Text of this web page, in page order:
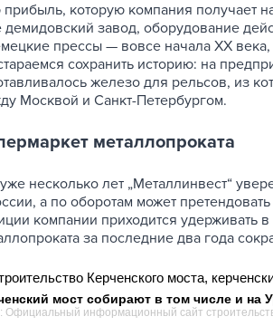
которую компания получает
завод, оборудование
прессы — вовсе начала XX
сохранить историю: на
железо для рельсов, из
Москвой и Санкт-Петербургом.
металлопроката
несколько лет „Металлинвест“
а по оборотам может
компании приходится удерживать
за последние два года
мост собирают в том числе и на
Официальный информационный сайт